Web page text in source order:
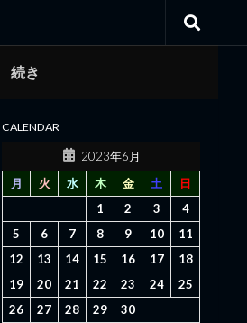
続き
CALENDAR
2023年6月
月
火 水 木 金 土
日
1
2 3
4
5
6 7 8 9 10
11
12
13 14 15 16 17
18
19
20 21 22 23 24
25
26
27 28 29
30